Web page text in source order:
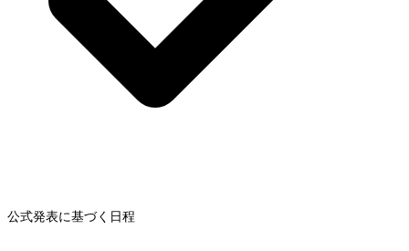
公式発表に基づく日程